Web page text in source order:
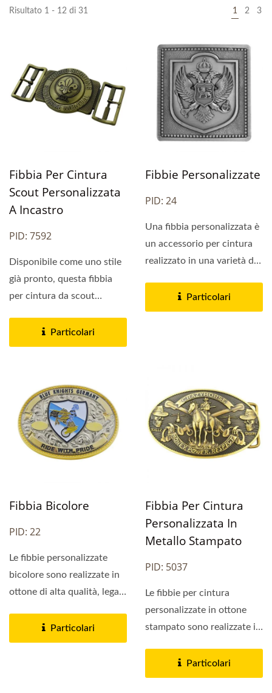
Risultato 1 - 12 di 31 1 2 3
Fibbia Per Cintura
Scout Personalizzata
A Incastro
PID: 7592
Disponibile come uno stile
già pronto, questa fibbia
per cintura da scout
Particolari
Fibbie Personalizzate
PID: 24
Una fibbia personalizzata è
un accessorio per cintura
realizzato in una varietà di
Particolari
Fibbia Bicolore
PID: 22
Le fibbie personalizzate
bicolore sono realizzate in
ottone di alta qualità, lega
Particolari
Fibbia Per Cintura
Personalizzata In
Metallo Stampato
PID: 5037
Le fibbie per cintura
personalizzate in ottone
stampato sono realizzate in
Particolari